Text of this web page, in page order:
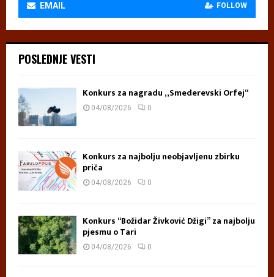
EMAIL FOLLOW
POSLEDNJE VESTI
Konkurs za nagradu „Smederevski Orfej“
04/08/2026 0
Konkurs za najbolju neobjavljenu zbirku
priča
04/08/2026 0
Konkurs “Božidar Živković Džigi” za najbolju
pjesmu o Tari
04/08/2026 0